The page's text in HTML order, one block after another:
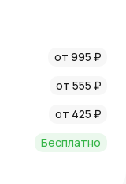
от 995 ₽
от 555 ₽
от 425 ₽
Бесплатно